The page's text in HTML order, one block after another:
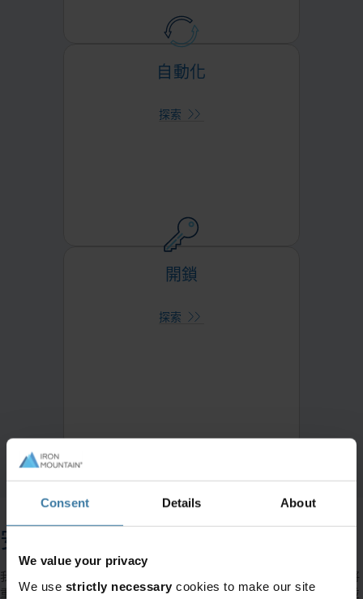
Consent Details About
We value your privacy
We use strictly necessary cookies to make our site
自動化
探索
自動化
實現以文件為中心的流程的協
作
立自己的自動化工作流程，或者 Iron
別流程延遲或遺失文件。
開鎖
探索
開鎖
儀表板提供數據和指標的可視化顯
安全性
我們相當重視安全性，這正是為何 95% 財富美國 1,000 強的企業願意將
重要且敏感的記錄託付給 Iron Mountain。我們致力於保護敏感資料，並